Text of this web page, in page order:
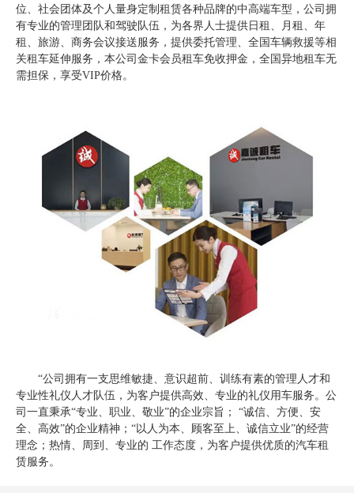
位、社会团体及个人量身定制租赁各种品牌的中高端车型，公司拥
有专业的管理团队和驾驶队伍，为各界人士提供日租、月租、年
租、旅游、商务会议接送服务，提供委托管理、全国车辆救援等相
关租车延伸服务，本公司金卡会员租车免收押金，全国异地租车无
需担保，享受VIP价格。
“公司拥有一支思维敏捷、意识超前、训练有素的管理人才和
专业性礼仪人才队伍，为客户提供高效、专业的礼仪用车服务。公
司一直秉承“专业、职业、敬业”的企业宗旨； “诚信、方便、安
全、高效”的企业精神；“以人为本、顾客至上、诚信立业”的经营
理念；热情、周到、专业的 工作态度，为客户提供优质的汽车租
赁服务。